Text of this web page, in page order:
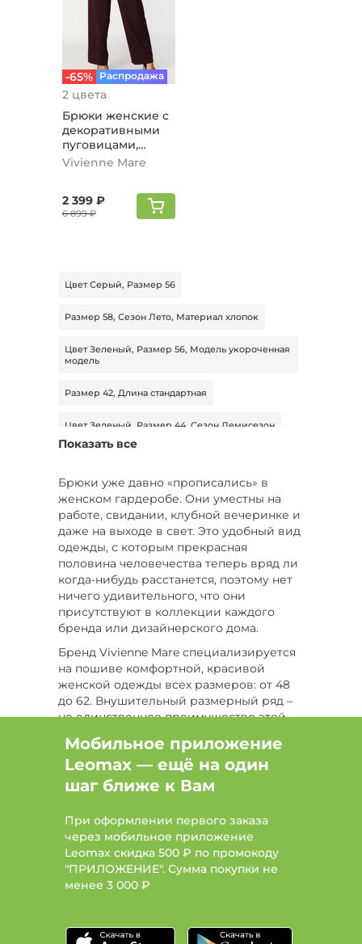
-65% Распродажа
2 цвета
Брюки женские с
декоративными
пуговицами,
винный
Vivienne Mare
2 399 ₽
6 899 ₽
Цвет Серый, Размер 56
Размер 58, Сезон Лето, Материал хлопок
Цвет Зеленый, Размер 56, Модель укороченная
модель
Размер 42, Длина стандартная
Цвет Зеленый, Размер 44, Сезон Демисезон
Цвет Синий, Размер 50-52, Сезон Зима
Цвет Голубой, Размер 50, Тип штаны
спортивные
Цвет Красный, Размер 52, Сезон Демисезон
Цвет Белый, Размер 58-60, Длина стандартная
Цвет Белый, Размер 62-64, Сезон Лето
Цвет Бордовый, Сезон Лето, Тип капри
Размер 46-48, Сезон Лето, Тип джинсы
Цвет Черный, Размер 56-58, Сезон Лето
Цвет Оранжевый, Размер 58, Сезон Лето
Цвет Оранжевый, Размер 64, Сезон Лето
Цвет Фиолетовый, Размер 50-52, Сезон Лето
Показать все
Брюки уже давно «прописались» в
женском гардеробе. Они уместны на
работе, свидании, клубной вечеринке и
даже на выходе в свет. Это удобный вид
одежды, с которым прекрасная
половина человечества теперь вряд ли
когда-нибудь расстанется, поэтому нет
ничего удивительного, что они
присутствуют в коллекции каждого
бренда или дизайнерского дома.
Бренд Vivienne Mare специализируется
на пошиве комфортной, красивой
женской одежды всех размеров: от 48
до 62. Внушительный размерный ряд –
не единственное преимущество этой
Одежду марки Vivienne Mare отличает
оригинальный крой, нестандартный
дизайн, трендовые палитры оттенков.
применением смесовых или
натуральных материалов, комфортных к
телу и удобных в уходе.
Продуманный крой – одна из сильных
высокой посадки и широкого пояса-
Мобильное приложение
Leomax — ещё на один
шаг ближе к Вам
При оформлении первого заказа
через мобильное приложение
Leomax скидка 500 ₽ по промокоду
"ПРИЛОЖЕНИЕ". Сумма покупки не
менее 3 000 ₽